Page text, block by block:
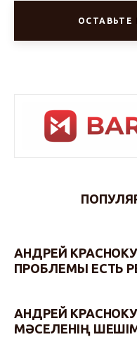
АНДРЕЙ
ПРОБЛЕМЫ ЕСТЬ
АНДРЕЙ
МӘСЕЛЕНІҢ